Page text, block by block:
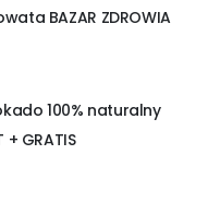
BAZAR ZDROWIA
100% naturalny
+ GRATIS